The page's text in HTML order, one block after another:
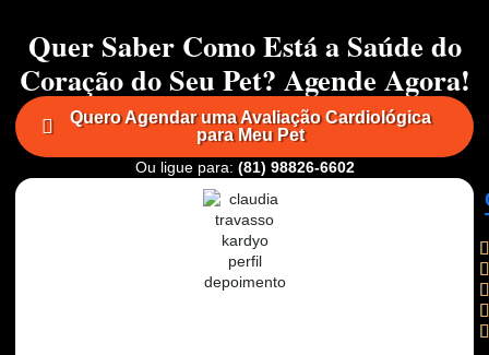
Quer Saber Como Está a Saúde do
Coração do Seu Pet? Agende Agora!
Quero Agendar uma Avaliação Cardiológica
para Meu Pet
Ou ligue para: (81) 98826-6602